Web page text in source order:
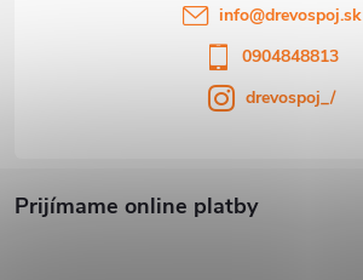
Prijímame online platby
info@drevospoj.sk
0904848813
drevospoj_/